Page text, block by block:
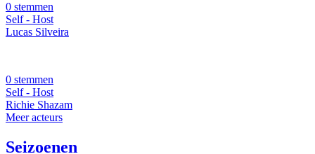
0 stemmen
Self - Host
Lucas Silveira
0 stemmen
Self - Host
Richie Shazam
Meer acteurs
Seizoenen